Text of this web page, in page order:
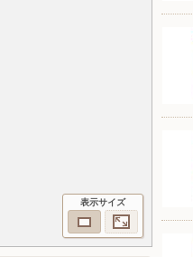
表示サイズ